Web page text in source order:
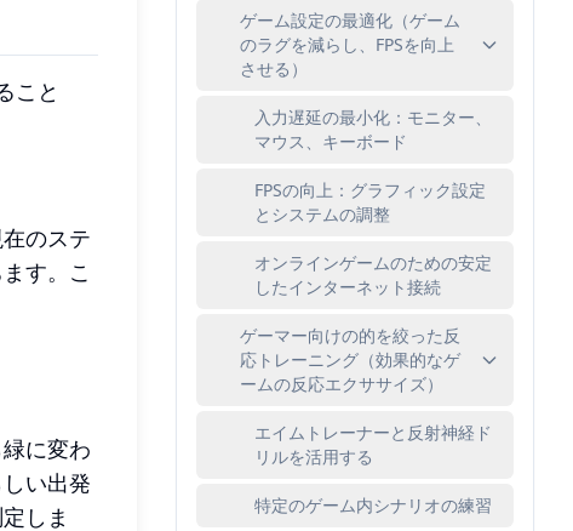
こと
のステ
す。こ
に変わ
い出発
しま
ゲーム設定の最適化（ゲーム
のラグを減らし、FPSを向上
させる）
入力遅延の最小化：モニター、
マウス、キーボード
FPSの向上：グラフィック設定
とシステムの調整
オンラインゲームのための安定
したインターネット接続
ゲーマー向けの的を絞った反
応トレーニング（効果的なゲ
ームの反応エクササイズ）
エイムトレーナーと反射神経ド
リルを活用する
特定のゲーム内シナリオの練習